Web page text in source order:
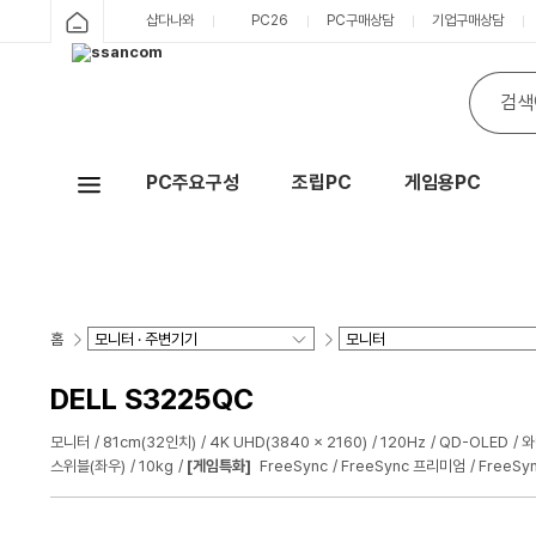
샵다나와 PC26 PC구매상담 기업구매상담
PC주요구성 조립PC 게임용PC
홈
DELL S3225QC
모니터 81cm(32인치) 4K UHD(3840 x 2160) 120Hz QD-OLED
스위블(좌우)
10kg [게임특화] FreeSync FreeSync 프리미엄